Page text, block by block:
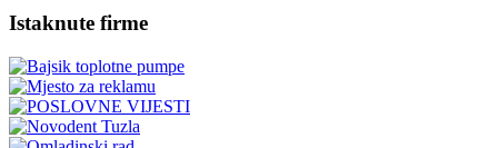
Istaknute firme